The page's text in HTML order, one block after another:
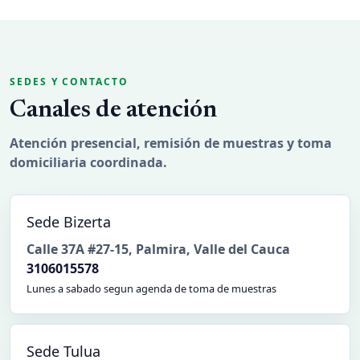
SEDES Y CONTACTO
Canales de atención
Atención presencial, remisión de muestras y toma
domiciliaria coordinada.
Sede Bizerta
Calle 37A #27-15, Palmira, Valle del Cauca
3106015578
Lunes a sabado segun agenda de toma de muestras
Sede Tulua